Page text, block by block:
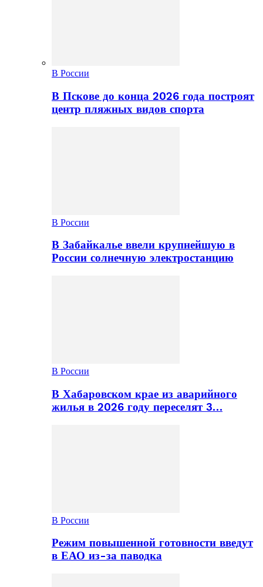
В России
В Пскове до конца 2026 года построят
центр пляжных видов спорта
В России
В Забайкалье ввели крупнейшую в
России солнечную электростанцию
В России
В Хабаровском крае из аварийного
жилья в 2026 году переселят 3…
В России
Режим повышенной готовности введут
в ЕАО из-за паводка